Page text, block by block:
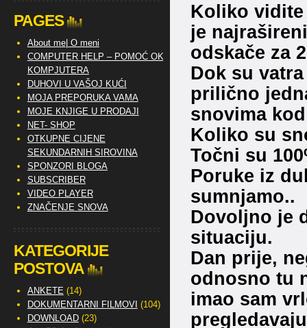
Koliko
je
odskače za
Dok su
prilično
snovima
Koliko su
Točni su
Poruke iz
sumnjamo..
Dovoljno je
situaciju.
Dan prije,
odnosno tu
imao sam
PAGES
About me| O meni
COMPUTER HELP – POMOĆ OKO
KOMPJUTERA
DUHOVI U VAŠOJ KUĆI
MOJA PREPORUKA VAMA
MOJE KNJIGE U PRODAJI
NET- SHOP
OTKUPNE CIJENE
SEKUNDARNIH SIROVINA
SPONZORI BLOGA
SUBSCRIBER
VIDEO PLAYER
ZNAČENJE SNOVA
KATEGORIJE
POSTOVA
ANKETE (14)
DOKUMENTARNI FILMOVI (104)
DOWNLOAD(23)